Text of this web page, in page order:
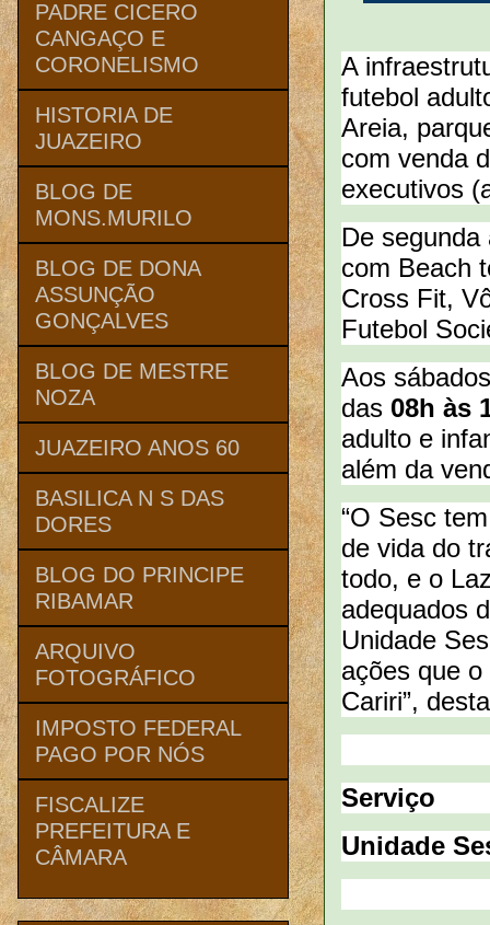
A
futebol
Areia,
com venda
executivos
De
com Beach
Cross Fit,
Futebol
Aos
das 08h às
adulto e
além da
“O Sesc
de vida do
todo, e o
adequados
Unidade
ações que
Cariri”,
Serviço
Unidade
PADRE CICERO
CANGAÇO E
CORONELISMO
HISTORIA DE
JUAZEIRO
BLOG DE
MONS.MURILO
BLOG DE DONA
ASSUNÇÃO
GONÇALVES
BLOG DE MESTRE
NOZA
JUAZEIRO ANOS 60
BASILICA N S DAS
DORES
BLOG DO PRINCIPE
RIBAMAR
ARQUIVO
FOTOGRÁFICO
IMPOSTO FEDERAL
PAGO POR NÓS
FISCALIZE
PREFEITURA E
CÂMARA